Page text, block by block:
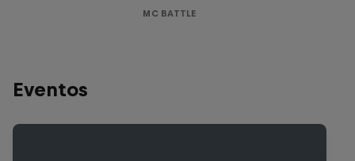
MC BATTLE
Eventos